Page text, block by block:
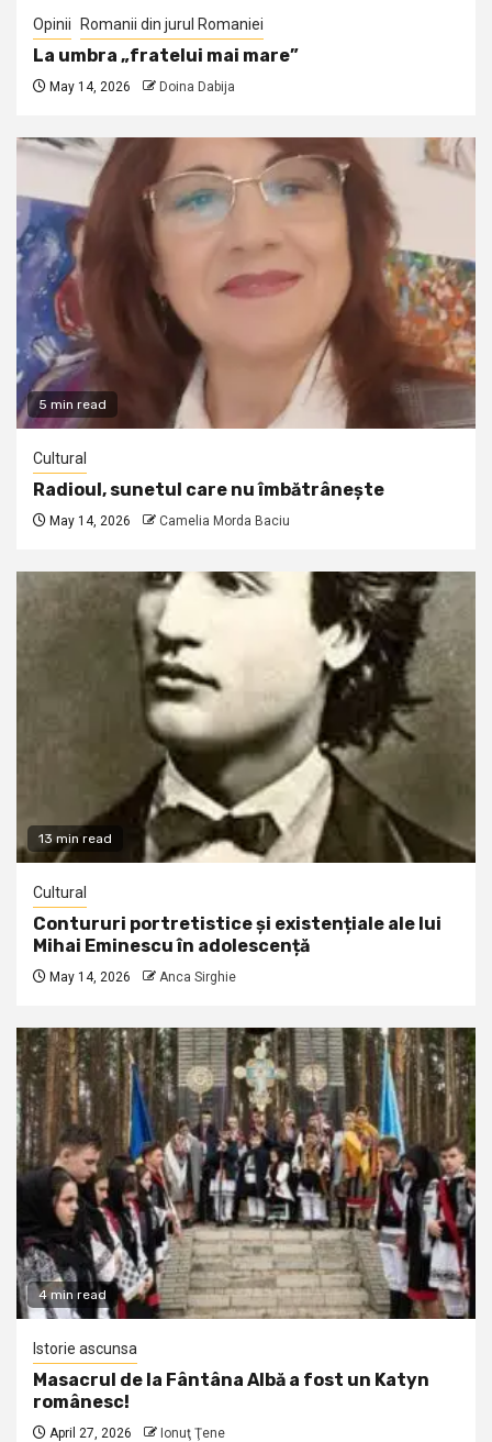
Opinii Romanii din jurul Romaniei
La umbra „fratelui mai mare”
May 14, 2026 Doina Dabija
5 min read
Cultural
Radioul, sunetul care nu îmbătrânește
May 14, 2026 Camelia Morda Baciu
13 min read
Cultural
Contururi portretistice și existențiale ale lui
Mihai Eminescu în adolescență
May 14, 2026 Anca Sirghie
4 min read
Istorie ascunsa
Masacrul de la Fântâna Albă a fost un Katyn
românesc!
April 27, 2026 Ionuţ Ţene